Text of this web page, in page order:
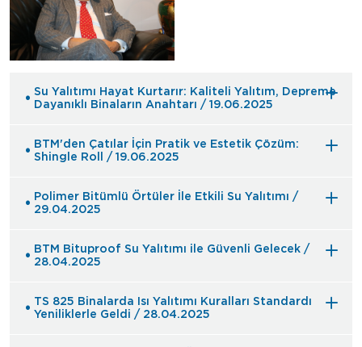
Su Yalıtımı Hayat Kurtarır: Kaliteli Yalıtım, Depreme
Dayanıklı Binaların Anahtarı / 19.06.2025
BTM'den Çatılar İçin Pratik ve Estetik Çözüm:
Shingle Roll / 19.06.2025
Polimer Bitümlü Örtüler İle Etkili Su Yalıtımı /
29.04.2025
BTM Bituproof Su Yalıtımı ile Güvenli Gelecek /
28.04.2025
TS 825 Binalarda Isı Yalıtımı Kuralları Standardı
Yeniliklerle Geldi / 28.04.2025